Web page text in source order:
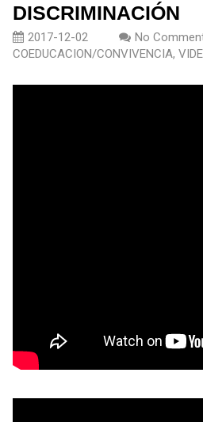
DISCRIMINACIÓN
2017-12-02 No
COEDUCACION/CONVIVENCIA,